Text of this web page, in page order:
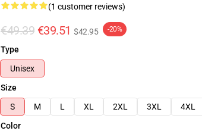
(1 customer reviews)
€49.39 €39.51 $42.95 -20%
Type
Unisex
Size
S
M L XL 2XL 3XL 4XL
Color